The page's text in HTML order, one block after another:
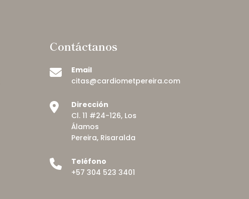
Contáctanos
Email
citas@cardiometpereira.com
Dirección
Cl. 11 #24-126, Los
Álamos
Pereira, Risaralda
Teléfono
+57 304 523 3401